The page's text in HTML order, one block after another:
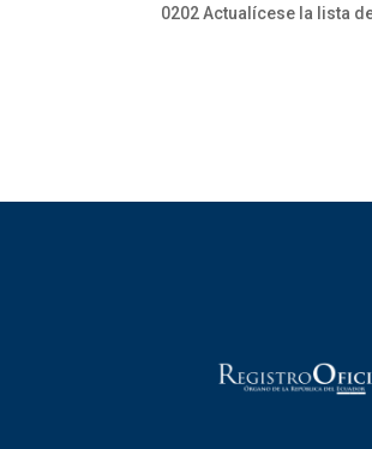
0202 Actualícese la lista